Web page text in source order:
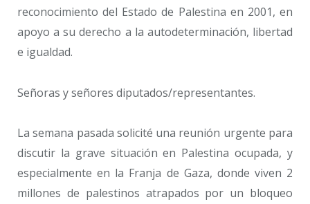
reconocimiento del Estado de Palestina en 2001, en
apoyo a su derecho a la autodeterminación, libertad
e igualdad.
Señoras y señores diputados/representantes.
La semana pasada solicité una reunión urgente para
discutir la grave situación en Palestina ocupada, y
especialmente en la Franja de Gaza, donde viven 2
millones de palestinos atrapados por un bloqueo